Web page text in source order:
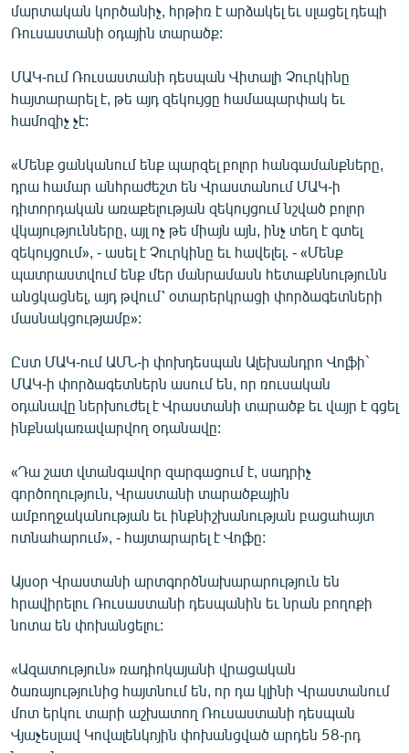
մարտական կործանիչ, հրթիռ է արձակել եւ սլացել դեպի
Ռուսաստանի օդային տարածք:
ՄԱԿ-ում Ռուսաստանի դեսպան Վիտալի Չուրկինը
հայտարարել է, թե այդ զեկույցը համապարփակ եւ
համոզիչ չէ:
«Մենք ցանկանում ենք պարզել բոլոր հանգամանքները,
դրա համար անհրաժեշտ են Վրաստանում ՄԱԿ-ի
դիտորդական առաքելության զեկույցում նշված բոլոր
վկայությունները, այլ ոչ թե միայն այն, ինչ տեղ է գտել
զեկույցում», - ասել է Չուրկինը եւ հավելել. - «Մենք
պատրաստվում ենք մեր մանրամասն հետաքննությունն
անցկացնել, այդ թվում՝ օտարերկրացի փորձագետների
մասնակցությամբ»:
Ըստ ՄԱԿ-ում ԱՄՆ-ի փոխդեսպան Ալեխանդրո Վոլֆի`
ՄԱԿ-ի փորձագետներն ասում են, որ ռուսական
օդանավը ներխուժել է Վրաստանի տարածք եւ վայր է գցել
ինքնակառավարվող օդանավը:
«Դա շատ վտանգավոր զարգացում է, սադրիչ
գործողություն, Վրաստանի տարածքային
ամբողջականության եւ ինքնիշխանության բացահայտ
ոտնահարում», - հայտարարել է Վոլֆը:
Այսօր Վրաստանի արտգործնախարարություն են
հրավիրելու Ռուսաստանի դեսպանին եւ նրան բողոքի
նոտա են փոխանցելու:
«Ազատություն» ռադիոկայանի վրացական
ծառայությունից հայտնում են, որ դա կլինի Վրաստանում
մոտ երկու տարի աշխատող Ռուսաստանի դեսպան
Վյաչեսլավ Կովալենկոյին փոխանցված արդեն 58-րդ